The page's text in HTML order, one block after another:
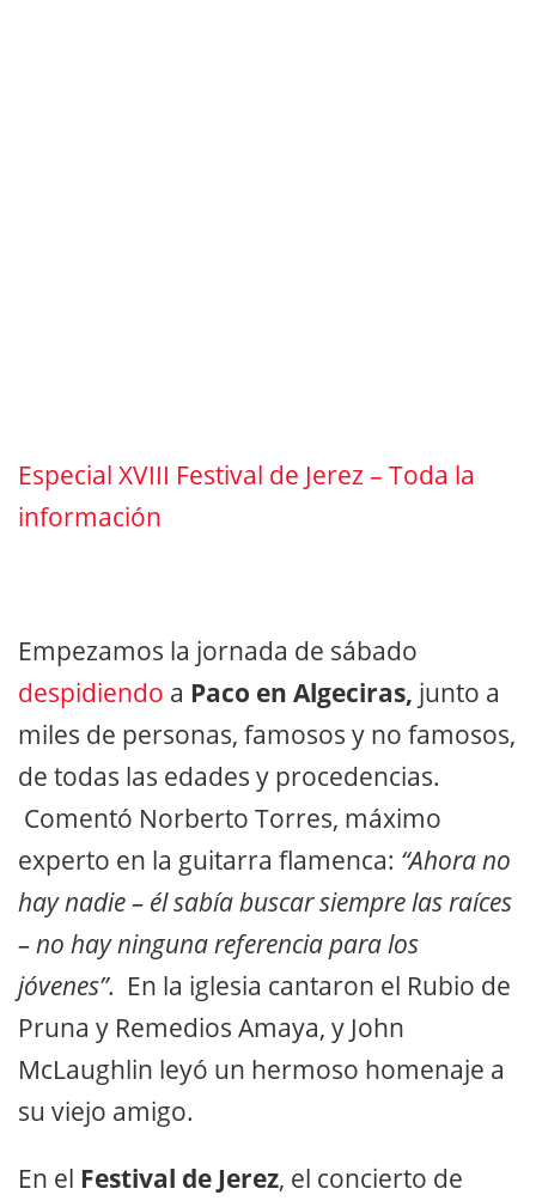
Especial XVIII Festival de Jerez – Toda la
información
Empezamos la jornada de sábado
despidiendo a Paco en Algeciras, junto a
miles de personas, famosos y no famosos,
de todas las edades y procedencias.
Comentó Norberto Torres, máximo
experto en la guitarra flamenca: “Ahora no
hay nadie – él sabía buscar siempre las raíces
– no hay ninguna referencia para los
jóvenes”. En la iglesia cantaron el Rubio de
Pruna y Remedios Amaya, y John
McLaughlin leyó un hermoso homenaje a
su viejo amigo.
En el Festival de Jerez, el concierto de